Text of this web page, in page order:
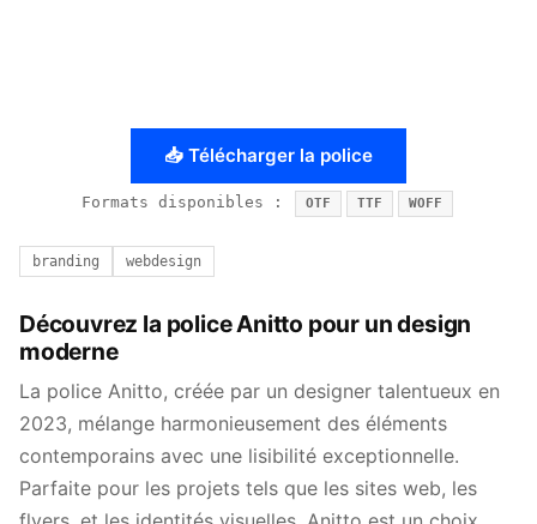
📥 Télécharger la police
Formats disponibles : OTF TTF WOFF
branding webdesign
Découvrez la police Anitto pour un design
moderne
La police Anitto, créée par un designer talentueux en
2023, mélange harmonieusement des éléments
contemporains avec une lisibilité exceptionnelle.
Parfaite pour les projets tels que les sites web, les